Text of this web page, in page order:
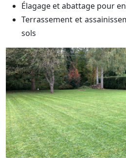
Élagage et abattage pour
Terrassement et
sols